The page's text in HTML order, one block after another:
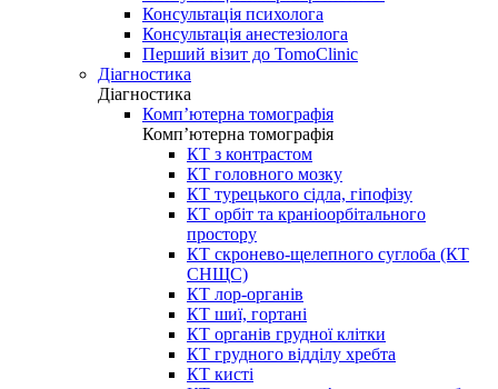
Консультація психолога
Консультація анестезіолога
Перший візит до TomoClinic
Діагностика
Діагностика
Комп’ютерна томографія
Комп’ютерна томографія
КТ з контрастом
КТ головного мозку
КТ турецького сідла, гіпофізу
КТ орбіт та краніоорбітального
простору
КТ скронево-щелепного суглоба (КТ
СНЩС)
КТ лор-органів
КТ шиї, гортані
КТ органів грудної клітки
КТ грудного відділу хребта
КТ кисті